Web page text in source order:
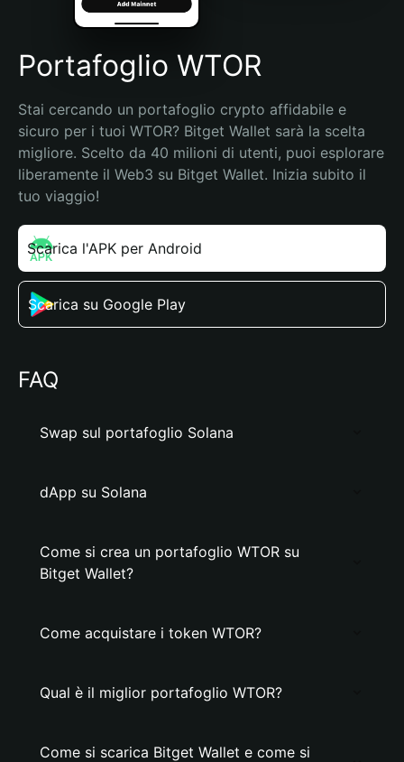
Español (Argentina)
Portafoglio WTOR
Stai cercando un portafoglio crypto affidabile e
sicuro per i tuoi WTOR? Bitget Wallet sarà la scelta
migliore. Scelto da 40 milioni di utenti, puoi esplorare
liberamente il Web3 su Bitget Wallet. Inizia subito il
tuo viaggio!
Scarica l'APK per Android
Scarica su Google Play
FAQ
Swap sul portafoglio Solana
dApp su Solana
Come si crea un portafoglio WTOR su
Bitget Wallet?
Come acquistare i token WTOR?
Qual è il miglior portafoglio WTOR?
Come si scarica Bitget Wallet e come si